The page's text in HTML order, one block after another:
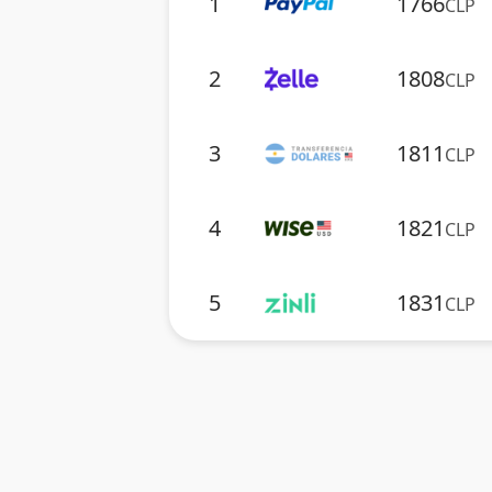
CLP
2 1808CLP
3 1811 CLP
4 1821 CLP
5 1831 CLP